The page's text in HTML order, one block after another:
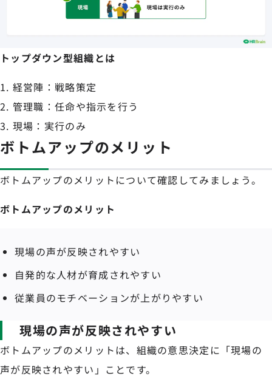
トップダウン型組織とは
経営陣：戦略策定
管理職：任命や指示を行う
現場：実行のみ
ボトムアップのメリット
ボトムアップのメリットについて確認してみましょう。
ボトムアップのメリット
現場の声が反映されやすい
自発的な人材が育成されやすい
従業員のモチベーションが上がりやすい
現場の声が反映されやすい
ボトムアップのメリットは、組織の意思決定に「現場の
声が反映されやすい」ことです。